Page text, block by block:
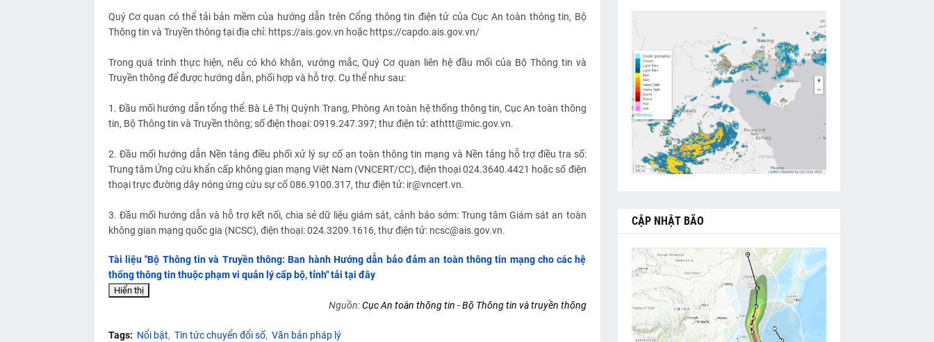
Quý Cơ quan có thể tải bản mềm của hướng dẫn trên Cổng thông tin điện tử của Cục An toàn thông tin, Bộ
Thông tin và Truyền thông tại địa chỉ: https://ais.gov.vn hoặc https://capdo.ais.gov.vn/
Trong quá trình thực hiện, nếu có khó khăn, vướng mắc, Quý Cơ quan liên hệ đầu mối của Bộ Thông tin và
Truyền thông để được hướng dẫn, phối hợp và hỗ trợ. Cụ thể như sau:
1. Đầu mối hướng dẫn tổng thể: Bà Lê Thị Quỳnh Trang, Phòng An toàn hệ thống thông tin, Cục An toàn thông
tin, Bộ Thông tin và Truyền thông; số điện thoại: 0919.247.397; thư điện tử: athttt@mic.gov.vn.
2. Đầu mối hướng dẫn Nền tảng điều phối xử lý sự cố an toàn thông tin mạng và Nền tảng hỗ trợ điều tra số:
Trung tâm Ứng cứu khẩn cấp không gian mạng Việt Nam (VNCERT/CC), điện thoại 024.3640.4421 hoặc số điện
thoại trực đường dây nóng ứng cứu sự cố 086.9100.317, thư điện tử: ir@vncert.vn.
3. Đầu mối hướng dẫn và hỗ trợ kết nối, chia sẻ dữ liệu giám sát, cảnh báo sớm: Trung tâm Giám sát an toàn
không gian mạng quốc gia (NCSC), điện thoại: 024.3209.1616, thư điện tử: ncsc@ais.gov.vn.
Tài liệu "Bộ Thông tin và Truyền thông: Ban hành Hướng dẫn bảo đảm an toàn thông tin mạng cho các hệ
thống thông tin thuộc phạm vi quản lý cấp bộ, tỉnh" tải tại đây
Nguồn:Cục An toàn thông tin - Bộ Thông tin và truyền thông
Tags: Nổi bật Tin tức chuyển đổi số Văn bản pháp lý
CẬP NHẬT BÃO